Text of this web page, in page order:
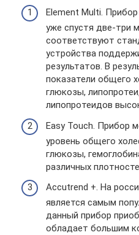
Element Multi.
уже спустя две-три
соответствуют
устройства
результатов. В
показатели общего
глюкозы,
липопротеидов
Easy Touch. Прибор
уровень общего
глюкозы,
различных
Accutrend +. На
является самым
данный прибор
обладает большим